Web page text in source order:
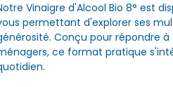
Vinaigre d'Alcool Bio 8° est
permettant d'explorer ses
Conçu pour répondre
ce format pratique